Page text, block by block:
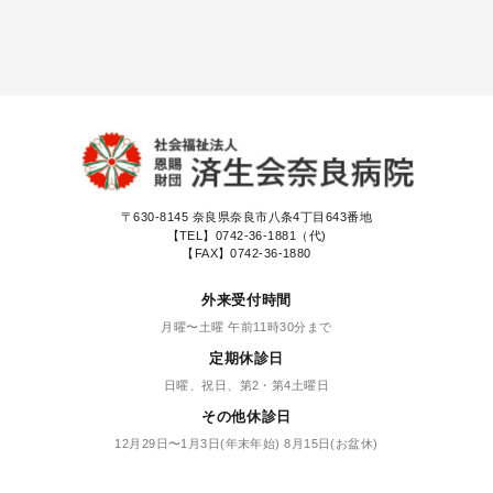
〒630-8145 奈良県奈良市八条4丁目643番地
【TEL】 0742-36-1881（代)
【FAX】0742-36-1880
外来受付時間
月曜〜土曜 午前11時30分まで
定期休診日
日曜、祝日、第2・第4土曜日
その他休診日
12月29日〜1月3日(年末年始) 8月15日(お盆休)